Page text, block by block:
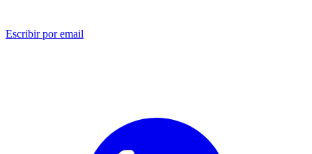
Escribir por email